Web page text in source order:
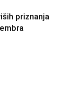
priznanja